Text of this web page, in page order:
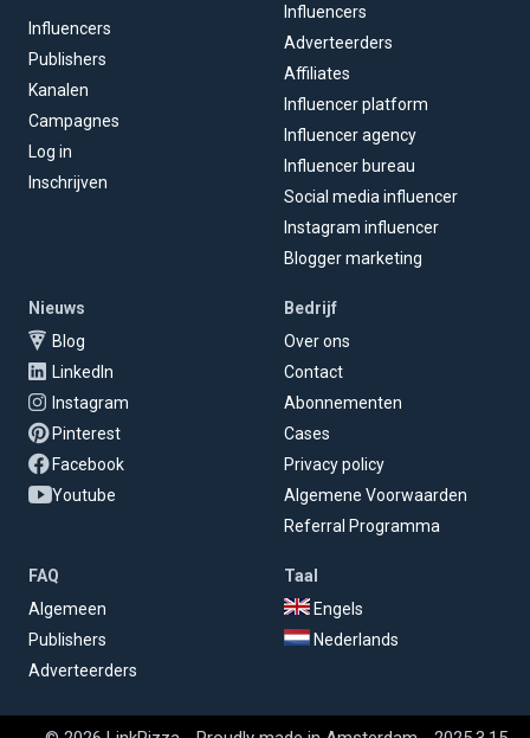
Influencers
Publishers
Kanalen
Campagnes
Log in
Inschrijven
Influencers
Adverteerders
Affiliates
Influencer platform
Influencer agency
Influencer bureau
Social media influencer
Instagram influencer
Blogger marketing
Nieuws
Blog
LinkedIn
Instagram
Pinterest
Facebook
Youtube
Bedrijf
Over ons
Contact
Abonnementen
Cases
Privacy policy
Algemene Voorwaarden
Referral Programma
FAQ
Algemeen
Publishers
Adverteerders
Taal
Engels
Nederlands